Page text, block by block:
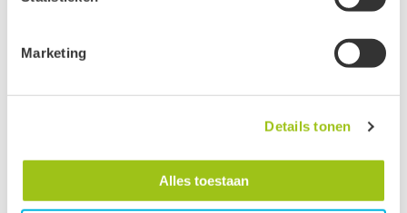
Je kunt jouw toestemming ten alle tijden intrekken via de
Marketing
Details tonen
Alles toestaan